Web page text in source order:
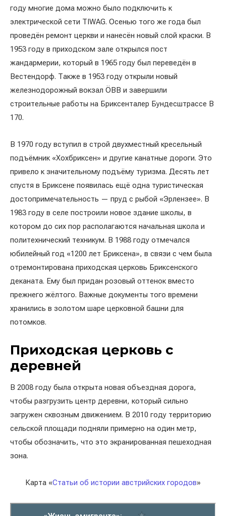
году многие дома можно было подключить к
электрической сети TIWAG. Осенью того же года был
проведён ремонт церкви и нанесён новый слой краски. В
1953 году в приходском зале открылся пост
жандармерии, который в 1965 году был переведён в
Вестендорф. Также в 1953 году открыли новый
железнодорожный вокзал ÖBB и завершили
строительные работы на Бриксенталер Бундесштрассе B
170.
В 1970 году вступил в строй двухместный кресельный
подъёмник «Хохбриксен» и другие канатные дороги. Это
привело к значительному подъёму туризма. Десять лет
спустя в Бриксене появилась ещё одна туристическая
достопримечательность — пруд с рыбой «Эрлензее». В
1983 году в селе построили новое здание школы, в
котором до сих пор располагаются начальная школа и
политехнический техникум. В 1988 году отмечался
юбилейный год «1200 лет Бриксена», в связи с чем была
отремонтирована приходская церковь Бриксенского
деканата. Ему был придан розовый оттенок вместо
прежнего жёлтого. Важные документы того времени
хранились в золотом шаре церковной башни для
потомков.
Приходская церковь с
деревней
В 2008 году была открыта новая объездная дорога,
чтобы разгрузить центр деревни, который сильно
загружен сквозным движением. В 2010 году территорию
сельской площади подняли примерно на один метр,
чтобы обозначить, что это экранированная пешеходная
зона.
Карта «Статьи об истории австрийских городов»